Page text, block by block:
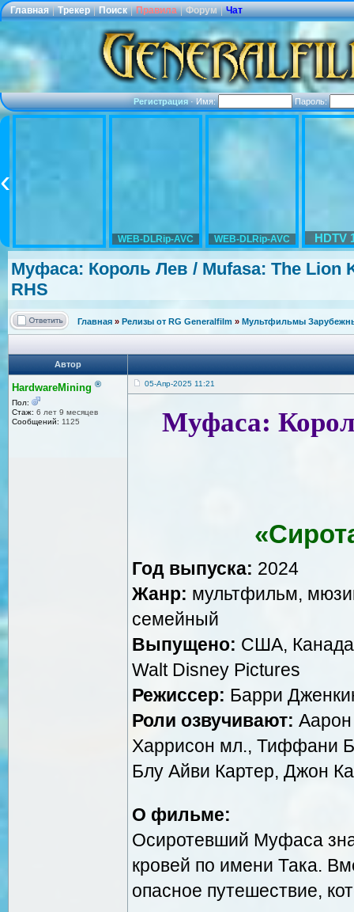
Главная | Трекер | Поиск | Правила | Форум | Чат
Регистрация·Имя: Пароль:
WEB-DLRip-AVC WEB-DLRip-AVC HDTV
Муфаса: Король Лев / Mufasa: The Lion
RHS
Главная » Релизы от RG Generalfilm » Мультфильмы
Автор
HardwareMining ®
Пол:
Стаж: 6 лет 9 месяцев
Сообщений: 1125
05-Апр-2025 11:21
Муфаса:
Год выпуска: 2024
Жанр: мультфильм,
семейный
Выпущено: США, Канада
Walt Disney Pictures
Режиссер: Барри
Роли озвучивают:
Харрисон мл., Тиффани
Блу Айви Картер, Джон
О фильме:
Осиротевший Муфаса
кровей по имени Така.
опасное путешествие,